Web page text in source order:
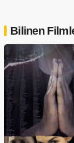
Bilinen